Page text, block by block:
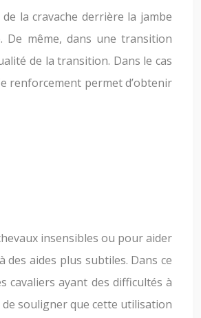
la cravache derrière la jambe
De même, dans une transition
de la transition. Dans le cas
renforcement permet d’obtenir
insensibles ou pour aider
aides plus subtiles. Dans ce
cavaliers ayant des difficultés à
souligner que cette utilisation